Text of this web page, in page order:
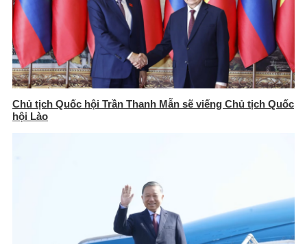
Chủ tịch Quốc hội Trần Thanh Mẫn sẽ viếng Chủ tịch Quốc
hội Lào